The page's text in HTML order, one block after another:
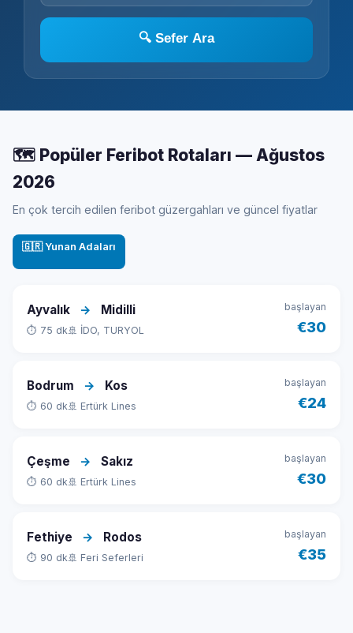
🔍 Sefer Ara
🗺️ Popüler Feribot Rotaları — Ağustos
2026
En çok tercih edilen feribot güzergahları ve güncel fiyatlar
🇬🇷 Yunan Adaları
Ayvalık → Midilli
⏱ 75 dk 🚢 İDO, TURYOL
başlayan
€30
Bodrum → Kos
⏱ 60 dk 🚢 Ertürk Lines
başlayan
€24
Çeşme → Sakız
⏱ 60 dk 🚢 Ertürk Lines
başlayan
€30
Fethiye → Rodos
⏱ 90 dk 🚢 Feri Seferleri
başlayan
€35